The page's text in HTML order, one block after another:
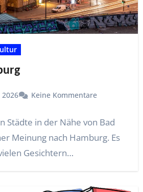
Keine Kommentare
Städte in der Nähe von Bad
Meinung nach Hamburg. Es
Gesichtern…